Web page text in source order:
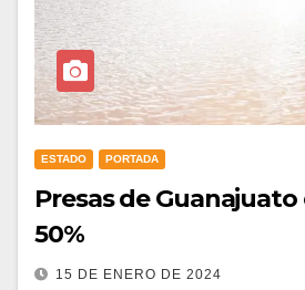
ESTADO PORTADA
Presas de Guanajuato
50%
15 DE ENERO DE 2024